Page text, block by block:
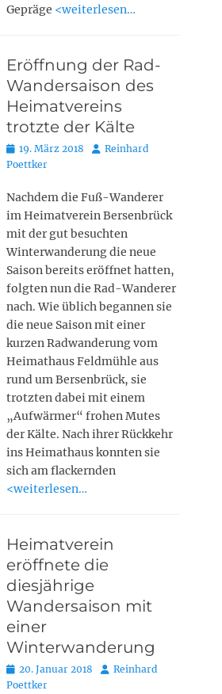
Gepräge <weiterlesen…
Eröffnung der Rad-
Wandersaison des
Heimatvereins
trotzte der Kälte
Posted
on
19. März 2018 AutorReinhard
Poettker
Nachdem die Fuß-Wanderer
im Heimatverein Bersenbrück
mit der gut besuchten
Winterwanderung die neue
Saison bereits eröffnet hatten,
folgten nun die Rad-Wanderer
nach. Wie üblich begannen sie
die neue Saison mit einer
kurzen Radwanderung vom
Heimathaus Feldmühle aus
rund um Bersenbrück, sie
trotzten dabei mit einem
„Aufwärmer“ frohen Mutes
der Kälte. Nach ihrer Rückkehr
ins Heimathaus konnten sie
sich am flackernden
<weiterlesen…
Heimatverein
eröffnete die
diesjährige
Wandersaison mit
einer
Winterwanderung
Posted
on
20. Januar 2018 AutorReinhard
Poettker